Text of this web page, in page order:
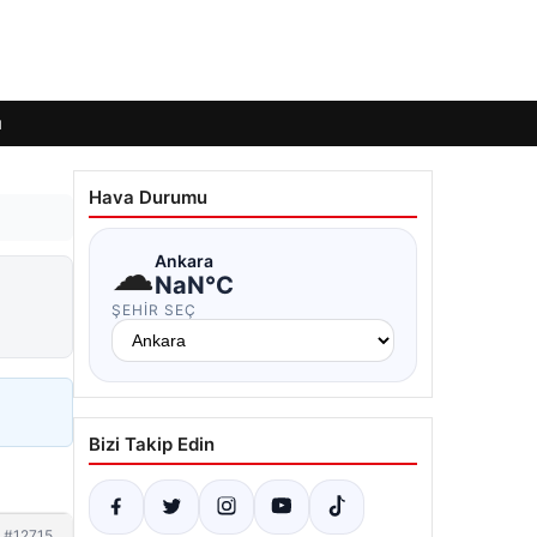
Hava Durumu
☁Ankara
NaN°C
ŞEHIR SEÇ
Bizi Takip Edin